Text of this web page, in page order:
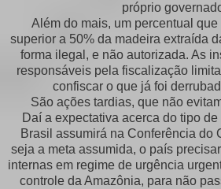
próprio
Além do mais, um percentual
superior a 50% da madeira extraída
forma ilegal, e não autorizada. As
responsáveis pela fiscalização
confiscar o que já foi
São ações tardias, que não
Daí a expectativa acerca do tipo
Brasil assumirá na Conferência do
seja a meta assumida, o país
internas em regime de urgência
controle da Amazônia, para não